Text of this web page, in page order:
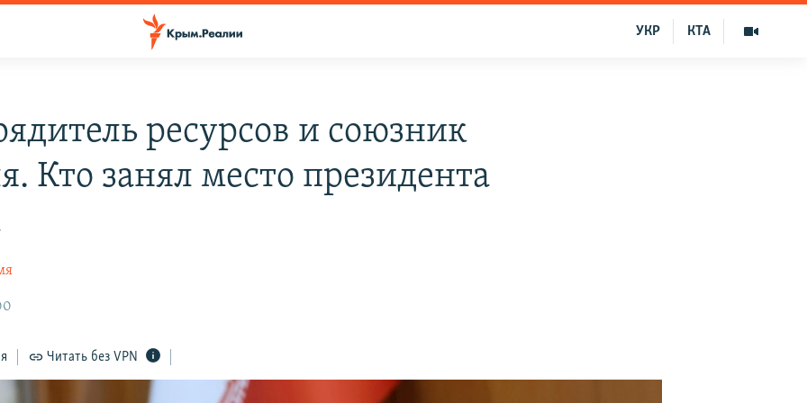
КТА
УКР
ресурсов и союзник
Кто занял место президента
Читать без VPN